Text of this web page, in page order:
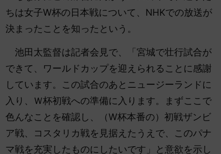
ちは女子W杯の日本戦について、NHKでの放送が
決まったことを知ったという。
池田太監督は記者会見で、「宮城で壮行試合が
できて、ワールドカップを迎えられることに感謝
しています。この試合のあとニュージーランドに
入り、Ｗ杯初戦への準備に入ります。まずここで
色んなことを確認し、（W杯本番の）初戦ザンビ
ア戦、コスタリカ戦を見据えたうえで、このパナ
マ戦を充実したものにしたいです」と意欲を示し